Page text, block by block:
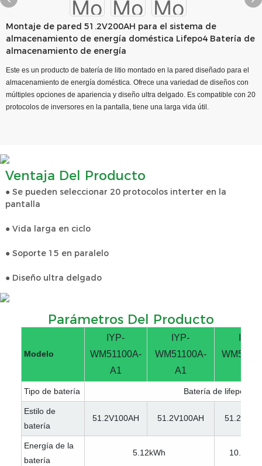
Montaje de pared 51.2V200AH para el sistema de
almacenamiento de energía doméstica Lifepo4 Batería de
almacenamiento de energía
Este es un producto de batería de litio montado en la pared diseñado para el
almacenamiento de energía doméstica. Ofrece una variedad de diseños con
múltiples opciones de apariencia y diseño ultra delgado. Es compatible con 20
protocolos de inversores en la pantalla, tiene una larga vida útil.
Ventaja Del Producto
● Se pueden seleccionar 20 protocolos interter en la
pantalla
● Vida larga en ciclo
● Soporte 15 en paralelo
● Diseño ultra delgado
Parámetros Del Producto
Modelo
IYP-
WM51100A-
A1
IYP-
WM51100A-
A1
Tipo de batería Batería de lifepo4
Estilo de
batería
51.2V100AH 51.2V100AH
Energía de la
batería
5.12kWh